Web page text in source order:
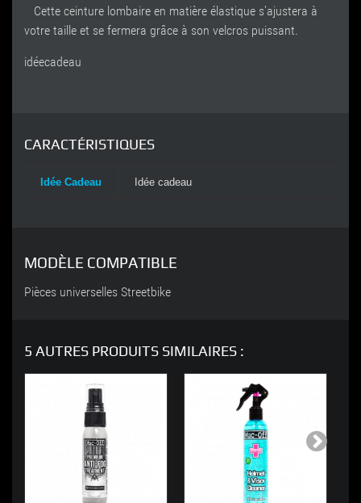
Cette ceinture lombaire en matière élastique s'ajustera à
votre taille et se fermera grâce à son velcros puissant.
idéecadeau
CARACTÉRISTIQUES
Idée Cadeau Idée cadeau
MODÈLE COMPATIBLE
Pièces universelles Streetbike
5 AUTRES PRODUITS SIMILAIRES :